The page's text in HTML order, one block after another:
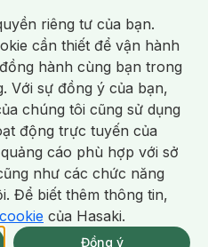
Miễn Phí 2H Xem chi tiết
Mua online
Mặt Nạ Xông Hơi /Nước Rửa Tay/
Răng /Bàn Chải Điện/
Tăm Nước/ Nước Súc Miệng/
Dịch Vệ Sinh/Dưỡng Vùng Kín/
/Tampon/Bọt Cạo Râu /Dao Cạo Râu/
Nước/ Da Lão Hóa/ Da Mụn/
Thâm / Nám / Tàn Nhang
Địa
Cụ / Máy Rửa Mặt Máy Chăm Sóc Da
riêng tư của bạn.
cần thiết để vận hành
hành cùng bạn trong
Với sự đồng ý của bạn,
chúng tôi cũng sử dụng
động trực tuyến của
cáo phù hợp với sở
như các chức năng
Để biết thêm thông tin,
của Hasaki.
Đồng ý